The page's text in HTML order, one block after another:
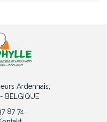
Ardennais,
BELGIQUE
87 74